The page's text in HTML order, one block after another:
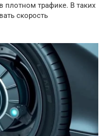
плотном трафике. В таких
скорость